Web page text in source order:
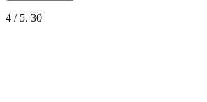
4 / 5. 30